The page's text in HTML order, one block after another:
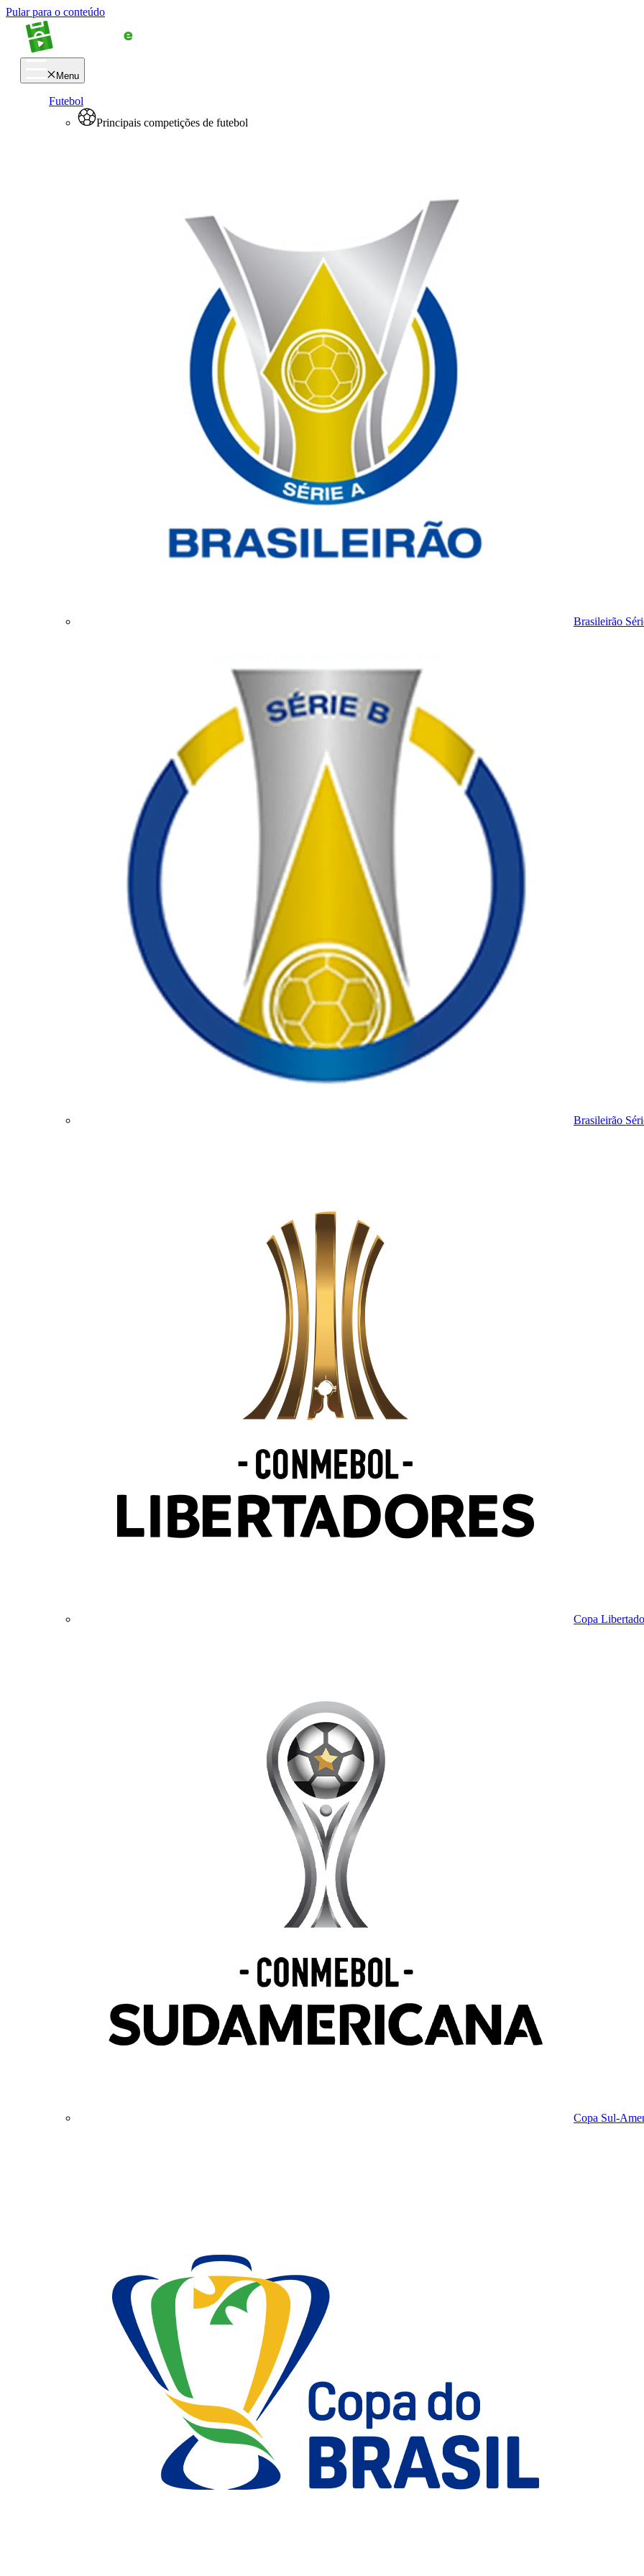
Pular para o conteúdo
Menu
Futebol
Principais competições de futebol
Brasileirão
Brasileirão
Copa
Copa Sul-